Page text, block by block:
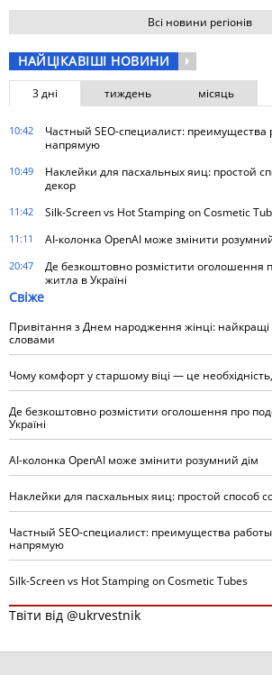
Всі новини регіонів
НАЙЦІКАВІШІ НОВИНИ
3 дні тиждень місяць
10:42
Частный SEO-специалист: преимущества
напрямую
10:49
Наклейки для пасхальных яиц: простой
декор
11:42 Silk-Screen vs Hot Stamping on Cosmetic
11:11 AI-колонка OpenAI може змінити
20:47
Де безкоштовно розмістити оголошення
житла в Україні
Свіже
Привітання з Днем народження жінці:
словами
Чому комфорт у старшому віці — це
Де безкоштовно розмістити оголошення про
Україні
AI-колонка OpenAI може змінити розумний дім
Наклейки для пасхальных яиц: простой способ
Частный SEO-специалист: преимущества
напрямую
Silk-Screen vs Hot Stamping on Cosmetic Tubes
Твіти від @ukrvestnik